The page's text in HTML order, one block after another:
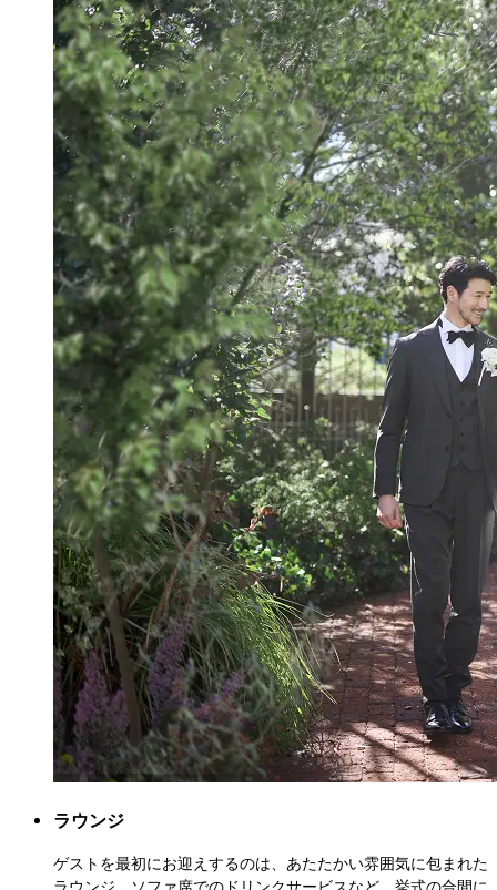
ラウンジ
ゲストを最初にお迎えするのは、あたたかい雰囲気に包まれた